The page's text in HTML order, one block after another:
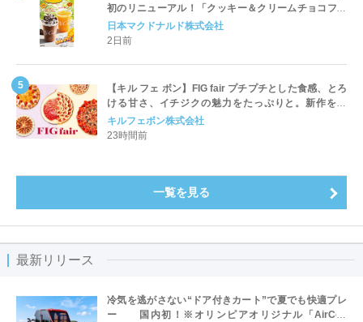
初のリニューアル！「クッキー＆クリームチョコフラ
ッペ」「マンゴースムージー」8月5日（水）から販売
開始
日本マクドナルド株式会社
2日前
【キル フェ ボン】FIG fair プチプチとした食感、とろ
ける甘さ、イチジクの魅力をたっぷりと。新作を含
め、イチジク尽くしの全4種が登場8月20日（木）スタ
ート
キルフェボン株式会社
23時間前
一覧を見る
最新リリース
冷気を逃がさない“ドア付きカート”で夏でも快適プレ
ー 国内初！※オリンピアオリジナル「AirCon